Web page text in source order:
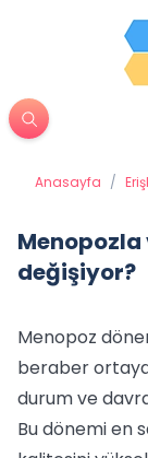
Anasayfa /
değişiyor?
Menopoz
beraber
durum ve
Bu dönemi en